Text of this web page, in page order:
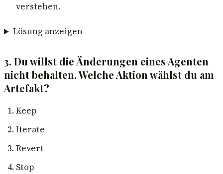
verstehen.
Lösung anzeigen
3. Du willst die Änderungen eines Agenten
nicht behalten. Welche Aktion wählst du am
Artefakt?
Keep
Iterate
Revert
Stop